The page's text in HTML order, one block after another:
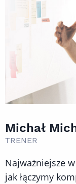
Michał
TRENER
Najważniejsze
jak łączymy